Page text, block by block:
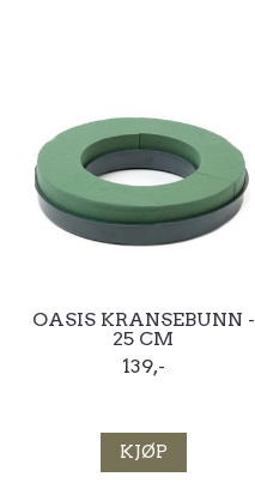
OASIS KRANSEBUNN -
25 CM
139,-
KJØP